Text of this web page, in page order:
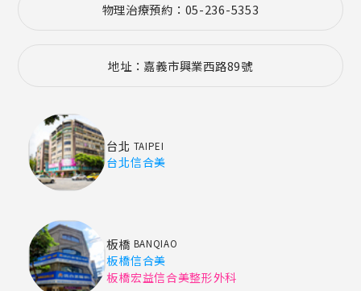
物理治療預約：05-236-5353
地址：嘉義市興業西路89號
台北 TAIPEI
台北信合美
板橋 BANQIAO
板橋信合美
板橋宏益信合美整形外科